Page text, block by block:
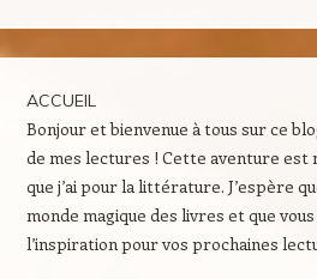
ACCUEIL
Bonjour et bienvenue à tous sur ce
de mes lectures ! Cette aventure est
que j’ai pour la littérature. J’espère
monde magique des livres et que
l’inspiration pour vos prochaines